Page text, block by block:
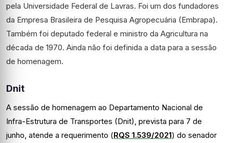
pela Universidade Federal de Lavras. Foi um dos fundadores
da Empresa Brasileira de Pesquisa Agropecuária (Embrapa).
Também foi deputado federal e ministro da Agricultura na
década de 1970. Ainda não foi definida a data para a sessão
de homenagem.
Dnit
A sessão de homenagem ao Departamento Nacional de
Infra-Estrutura de Transportes (Dnit), prevista para 7 de
junho, atende a requerimento (RQS 1.539/2021) do senador